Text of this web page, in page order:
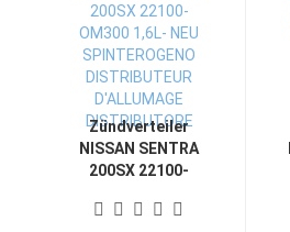
Zündverteiler
NISSAN SENTRA
200SX 22100-
SPINTEROGENO